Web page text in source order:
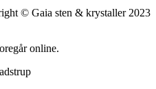
© Gaia sten & krystaller 2023
online.